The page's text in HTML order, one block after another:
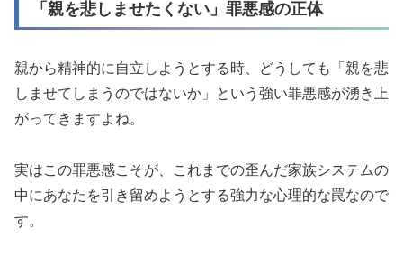
「親を悲しませたくない」罪悪感の正体
親から精神的に自立しようとする時、どうしても「親を悲
しませてしまうのではないか」という強い罪悪感が湧き上
がってきますよね。
実はこの罪悪感こそが、これまでの歪んだ家族システムの
中にあなたを引き留めようとする強力な心理的な罠なので
す。